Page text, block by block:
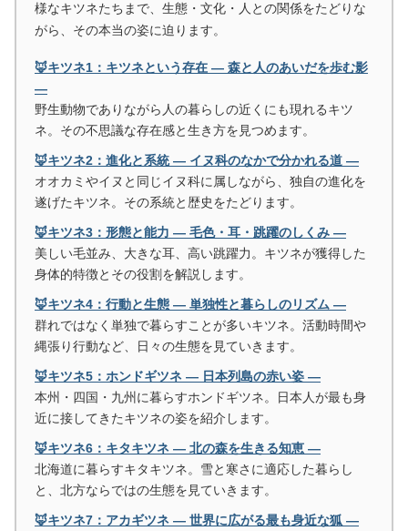
様なキツネたちまで、生態・文化・人との関係をたどりな
がら、その本当の姿に迫ります。
🦊キツネ1：キツネという存在 ― 森と人のあいだを歩む影
―
野生動物でありながら人の暮らしの近くにも現れるキツ
ネ。その不思議な存在感と生き方を見つめます。
🦊キツネ2：進化と系統 ― イヌ科のなかで分かれる道 ―
オオカミやイヌと同じイヌ科に属しながら、独自の進化を
遂げたキツネ。その系統と歴史をたどります。
🦊キツネ3：形態と能力 ― 毛色・耳・跳躍のしくみ ―
美しい毛並み、大きな耳、高い跳躍力。キツネが獲得した
身体的特徴とその役割を解説します。
🦊キツネ4：行動と生態 ― 単独性と暮らしのリズム ―
群れではなく単独で暮らすことが多いキツネ。活動時間や
縄張り行動など、日々の生態を見ていきます。
🦊キツネ5：ホンドギツネ ― 日本列島の赤い姿 ―
本州・四国・九州に暮らすホンドギツネ。日本人が最も身
近に接してきたキツネの姿を紹介します。
🦊キツネ6：キタキツネ ― 北の森を生きる知恵 ―
北海道に暮らすキタキツネ。雪と寒さに適応した暮らし
と、北方ならではの生態を見ていきます。
🦊キツネ7：アカギツネ ― 世界に広がる最も身近な狐 ―